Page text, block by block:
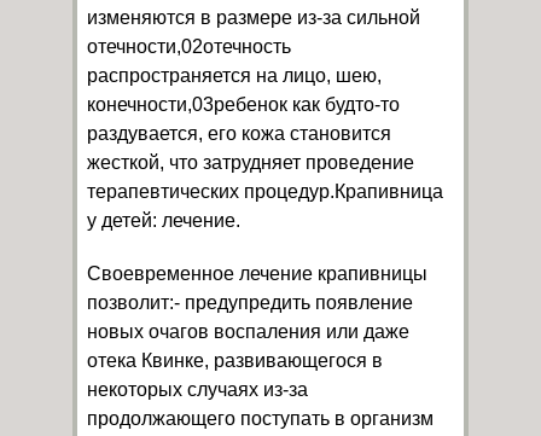
изменяются в размере из-за сильной
отечности,02отечность
распространяется на лицо, шею,
конечности,03ребенок как будто-то
раздувается, его кожа становится
жесткой, что затрудняет проведение
терапевтических процедур.Крапивница
у детей: лечение.
Своевременное лечение крапивницы
позволит:- предупредить появление
новых очагов воспаления или даже
отека Квинке, развивающегося в
некоторых случаях из-за
продолжающего поступать в организм